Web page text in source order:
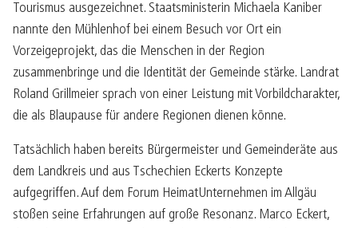
Tourismus ausgezeichnet. Staatsministerin Michaela Kaniber
nannte den Mühlenhof bei einem Besuch vor Ort ein
Vorzeigeprojekt, das die Menschen in der Region
zusammenbringe und die Identität der Gemeinde stärke. Landrat
Roland Grillmeier sprach von einer Leistung mit Vorbildcharakter,
die als Blaupause für andere Regionen dienen könne.
Tatsächlich haben bereits Bürgermeister und Gemeinderäte aus
dem Landkreis und aus Tschechien Eckerts Konzepte
aufgegriffen. Auf dem Forum HeimatUnternehmen im Allgäu
stoßen seine Erfahrungen auf große Resonanz. Marco Eckert,